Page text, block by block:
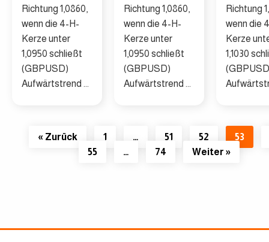
Richtung 1,0860,
wenn die 4-H-
Kerze unter
1,0950 schließt
(GBPUSD)
Aufwärtstrend ...
Richtung 1,0860,
wenn die 4-H-
Kerze unter
1,0950 schließt
(GBPUSD)
Aufwärtstrend ...
Richtung
wenn die
Kerze
1,1030
« Zurück 1 … 51 52
53
55
… 74 Weiter »